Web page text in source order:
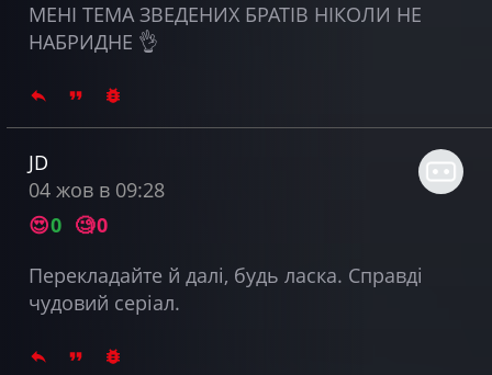
МЕНІ ТЕМА ЗВЕДЕНИХ БРАТІВ НІКОЛИ НЕ
НАБРИДНЕ 👌
JD
04 жов в 09:28
😍0 🧐0
Перекладайте й далі, будь ласка. Справді
чудовий серіал.